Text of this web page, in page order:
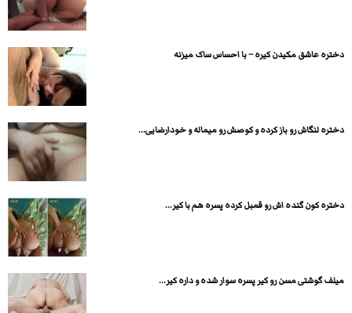
دختره عاشق مکیدن کیره – با احساس ساک میزنه
دختره لنگاش رو باز کرده و کوصش رو میماله و خودارضایی...
دختره کون گنده اش رو قمبل کرده پسره هم با کیر...
میلف گوشتی مسن رو کیر پسره سوار شده و داره کیر...